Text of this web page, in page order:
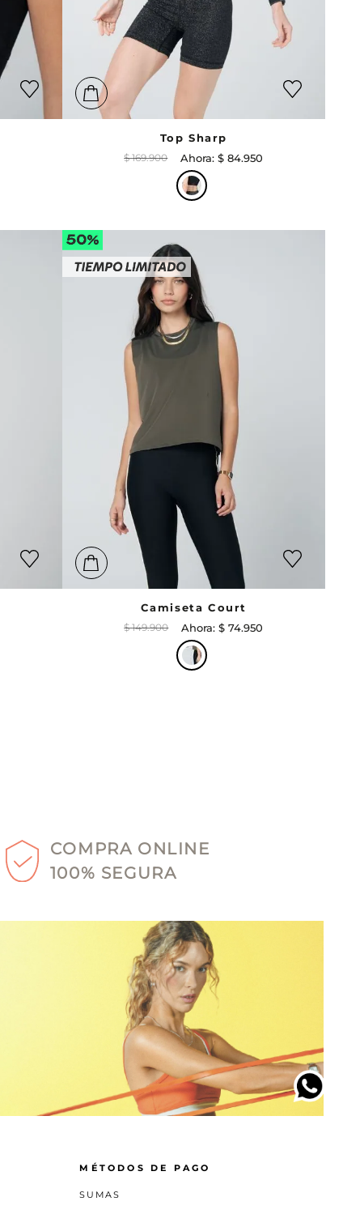
Top Sharp
$ 169.900 $ 84.950
Camiseta Court
$ 149.900 $ 74.950
COMPRA ONLINE
100% SEGURA
MÉTODOS DE PAGO
SUMAS